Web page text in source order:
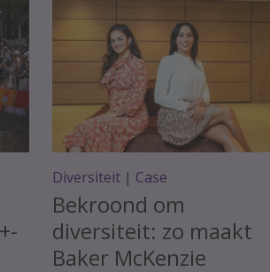
Diversiteit | Case
Bekroond om
diversiteit: zo maakt
Baker McKenzie